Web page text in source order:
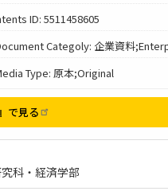
ID: 5511458605
Categoly: 企業資料
Type: 原本;Original
で見る
科・経済学部